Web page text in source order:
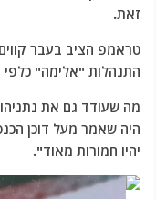
זאת.
טראמפ הציב בעבר
התנהלות "אלימה" כלפי
מה שעודד גם את
היה שאמר מעל דוכן
יהיו חמורות מאוד".